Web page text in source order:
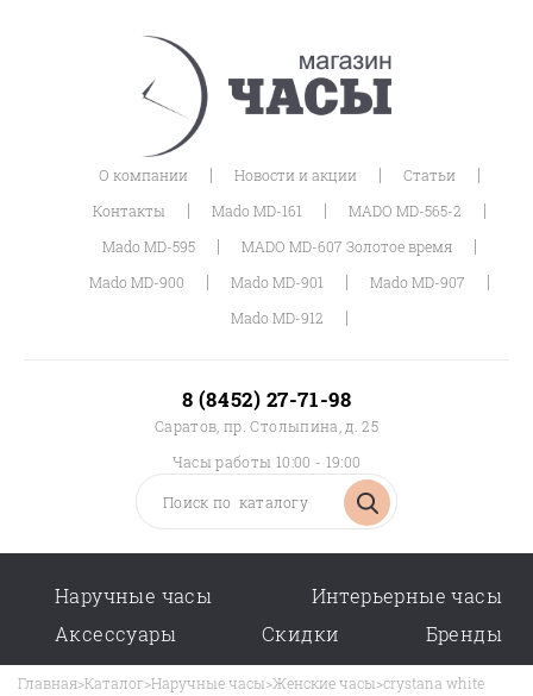
О компании | Новости и акции | Статьи |
Контакты | Mado MD-161 | MADO MD-565-2 |
Mado MD-595 | MADO MD-607 Золотое время |
Mado MD-900 | Mado MD-901 | Mado MD-907 |
Mado MD-912 |
8 (8452) 27-71-98
Саратов, пр. Столыпина, д. 25
Часы работы 10:00 - 19:00
Наручные часы
Интерьерные часы
Аксессуары
Скидки Бренды
Главная>Каталог>Наручные часы>Женские часы>crystana white